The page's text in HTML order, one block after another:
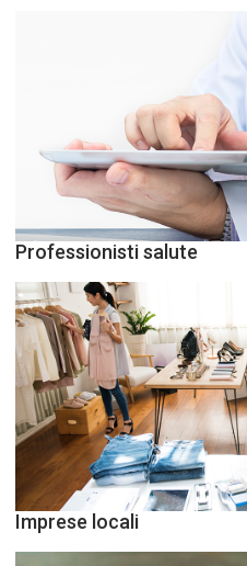
Professionisti salute
Imprese locali